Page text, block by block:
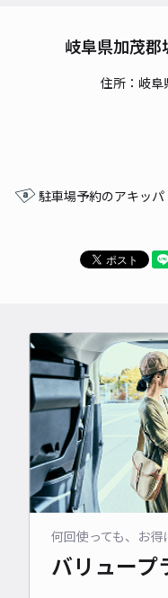
岐阜県加茂郡
住所：岐阜
駐車場予約のアキッパ
何回使っても、お得
バリュープ